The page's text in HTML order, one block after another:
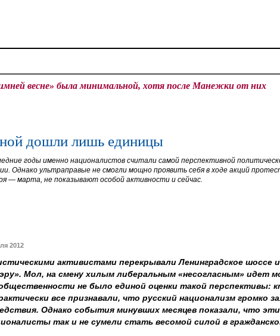
весне» была минимальной, хотя после Манежки от них
дошли лишь единицы
годы именно националистов считали самой перспективной
Однако ультраправые не смогли мощно проявить себя в ходе акций
— марта, не показывают особой активности и сейчас.
2012
активистами перекрывали Ленинградское шоссе и
Мол, на смену хилым либеральным «несогласным» идет
не было единой оценки такой перспективы:
все признавали, что русский национализм громко
Однако события минувших месяцев показали, что эти
так и не сумели стать весомой силой в